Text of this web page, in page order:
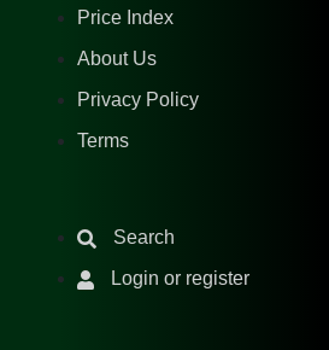
Price Index
About Us
Privacy Policy
Terms
Search
Login or register